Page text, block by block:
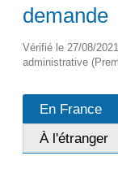
demande
Vérifié le 27/08/
administrative
En France
À l'étranger